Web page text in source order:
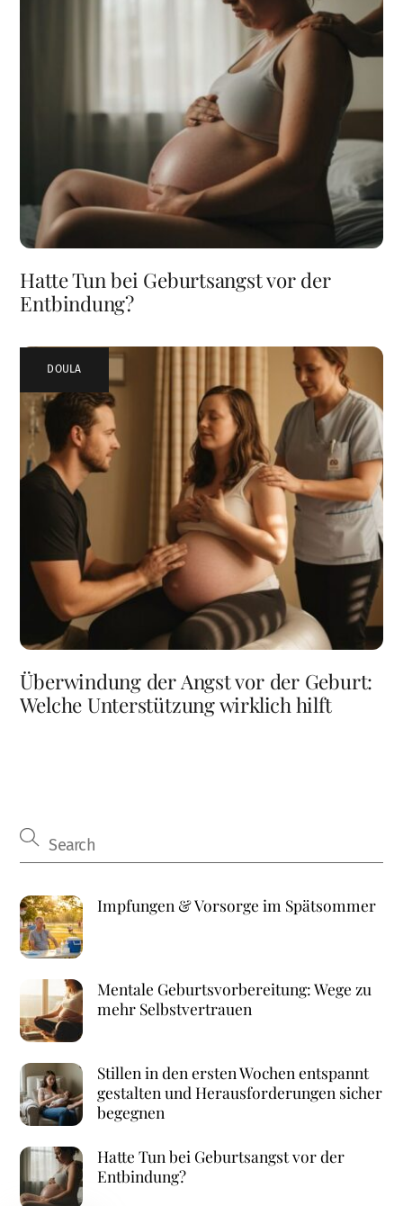
Hatte Tun bei Geburtsangst vor der
Entbindung?
DOULA
Überwindung der Angst vor der Geburt:
Welche Unterstützung wirklich hilft
Impfungen & Vorsorge im Spätsommer
Mentale Geburtsvorbereitung: Wege zu
mehr Selbstvertrauen
Stillen in den ersten Wochen entspannt
gestalten und Herausforderungen sicher
begegnen
Hatte Tun bei Geburtsangst vor der
Entbindung?